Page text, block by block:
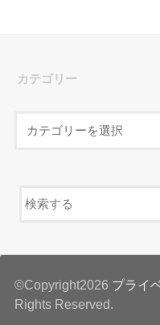
カテゴリー
©Copyright2026 プライ
Rights Reserved.